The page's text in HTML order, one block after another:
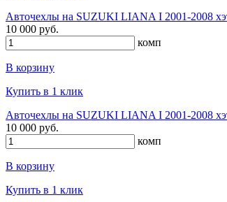
Авточехлы на SUZUKI LIANA I 2001-2008
10 000 руб.
комп
В корзину
Купить в 1 клик
Авточехлы на SUZUKI LIANA I 2001-2008
10 000 руб.
комп
В корзину
Купить в 1 клик